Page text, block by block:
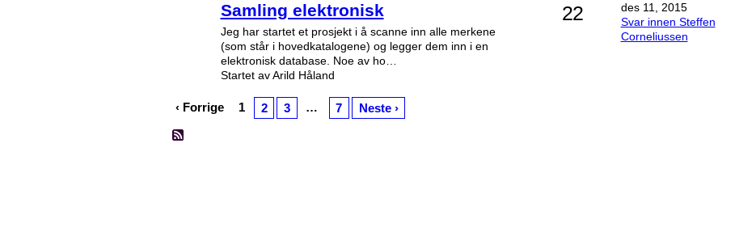
Samling elektronisk
Jeg har startet et prosjekt i å scanne inn alle merkene
(som står i hovedkatalogene) og legger dem inn i en
elektronisk database. Noe av ho…
Startet av Arild Håland
22
des 11, 2015
Svar innen Steffen
Corneliussen
‹ Forrige 1 2 3 … 7 Neste ›